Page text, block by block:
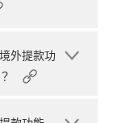
外提款功